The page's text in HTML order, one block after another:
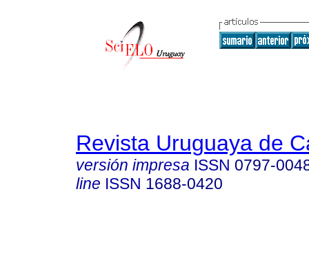
Revista Uruguaya de
versión impresa ISSN 0797-
line ISSN 1688-0420